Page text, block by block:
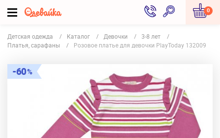
0
Детская одежда Каталог Девочки
3-8 лет
Платья, сарафаны
Розовое платье для девочки PlayToday 132009
60